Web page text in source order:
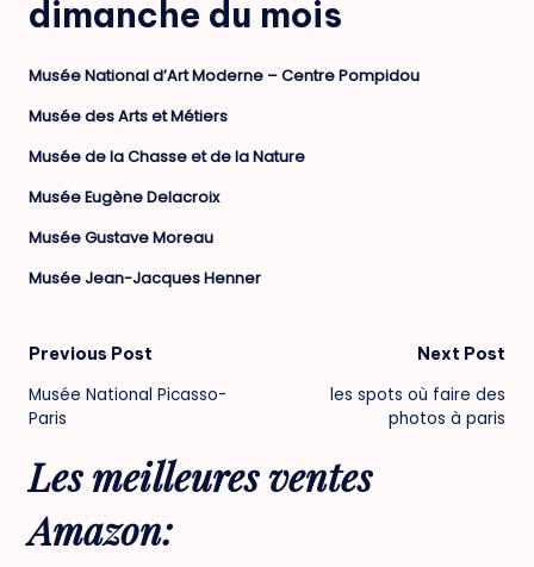
dimanche du mois
Musée National d’Art Moderne – Centre Pompidou
Musée des Arts et Métiers
Musée de la Chasse et de la Nature
Musée Eugène Delacroix
Musée Gustave Moreau
Musée Jean-Jacques Henner
Post
navigation
Previous Post
Musée National Picasso-
Paris
Next Post
les spots où faire des
photos à paris
Les meilleures ventes
Amazon: